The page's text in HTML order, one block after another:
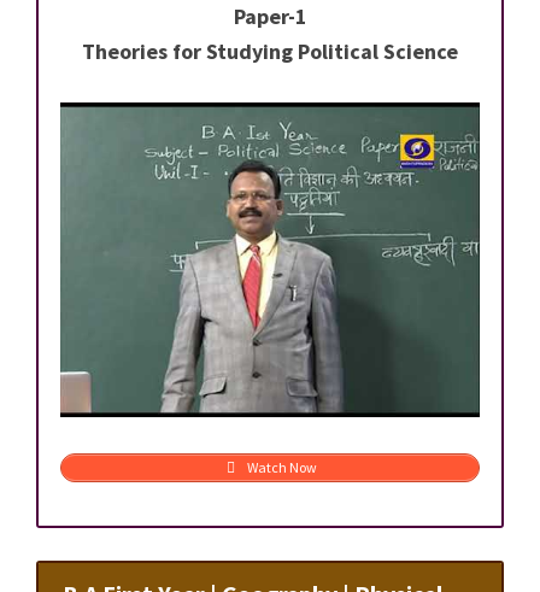
Paper-1
Theories for Studying Political Science
Watch Now